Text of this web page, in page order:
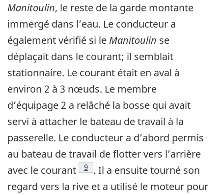
Manitoulin, le reste de la garde montante
immergé dans l’eau. Le conducteur a
également vérifié si le Manitoulin se
déplaçait dans le courant; il semblait
stationnaire. Le courant était en aval à
environ 2 à 3 nœuds. Le membre
d’équipage 2 a relâché la bosse qui avait
servi à attacher le bateau de travail à la
passerelle. Le conducteur a d’abord permis
au bateau de travail de flotter vers l’arrière
avec le courant
Note de bas de page
9 . Il a ensuite tourné son
regard vers la rive et a utilisé le moteur pour